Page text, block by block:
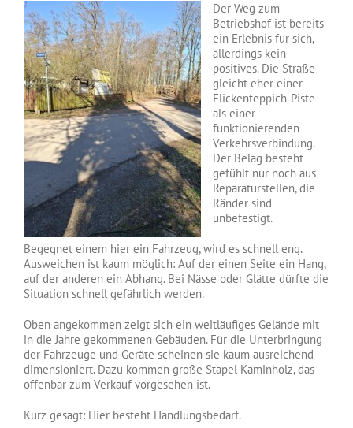
Der Weg zum
Betriebshof ist bereits
ein Erlebnis für sich,
allerdings kein
positives. Die Straße
gleicht eher einer
Flickenteppich-Piste
als einer
funktionierenden
Verkehrsverbindung.
Der Belag besteht
gefühlt nur noch aus
Reparaturstellen, die
Ränder sind
unbefestigt.
Begegnet einem hier ein Fahrzeug, wird es schnell eng.
Ausweichen ist kaum möglich: Auf der einen Seite ein Hang,
auf der anderen ein Abhang. Bei Nässe oder Glätte dürfte die
Situation schnell gefährlich werden.
Oben angekommen zeigt sich ein weitläufiges Gelände mit
in die Jahre gekommenen Gebäuden. Für die Unterbringung
der Fahrzeuge und Geräte scheinen sie kaum ausreichend
dimensioniert. Dazu kommen große Stapel Kaminholz, das
offenbar zum Verkauf vorgesehen ist.
Kurz gesagt: Hier besteht Handlungsbedarf.